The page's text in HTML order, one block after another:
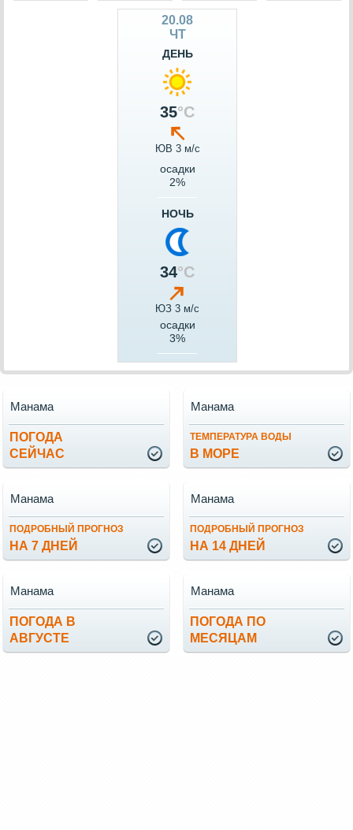
20.08
ЧТ
ДЕНЬ
35°C
ЮВ 3 м/c
осадки
2%
НОЧЬ
34°C
ЮЗ 3 м/c
осадки
3%
ПОГОДА
СЕЙЧАС
Манама
ТЕМПЕРАТУРА ВОДЫ
В МОРЕ
Манама
ПОДРОБНЫЙ ПРОГНОЗ
НА 7 ДНЕЙ
Манама
ПОДРОБНЫЙ ПРОГНОЗ
НА 14 ДНЕЙ
Манама
ПОГОДА В
АВГУСТЕ
Манама
ПОГОДА ПО
МЕСЯЦАМ
Манама